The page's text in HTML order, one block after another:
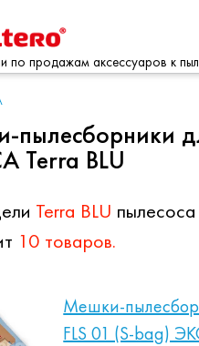
по продажам аксессуаров к
пылесборники
Terra BLU
Terra BLU пылесоса
10 товаров.
Мешки-
FLS 01 (S-bag)